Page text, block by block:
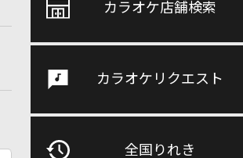
カラオケ店舗検索
カラオケリクエスト
全国りれき